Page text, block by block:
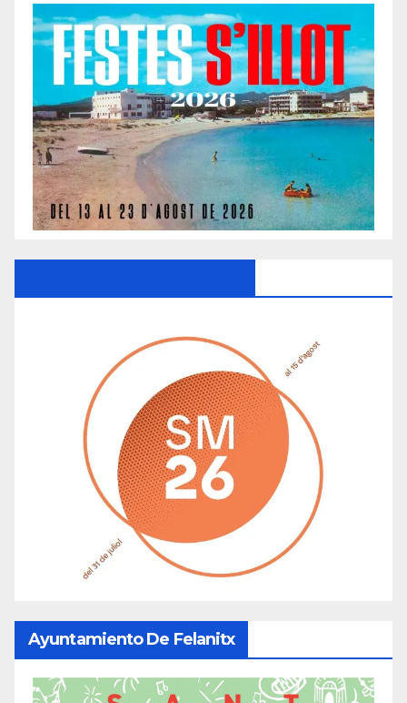
Ayuntamiento De Felanitx